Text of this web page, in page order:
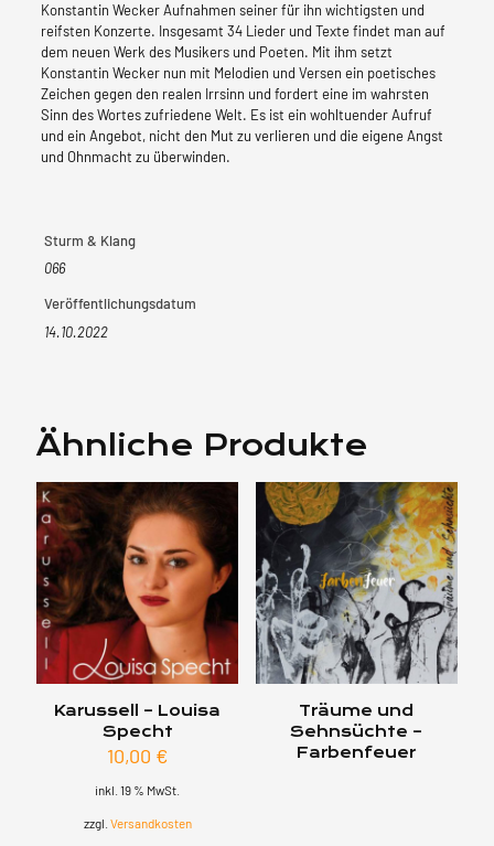
Konstantin Wecker Aufnahmen seiner für ihn wichtigsten und
reifsten Konzerte. Insgesamt 34 Lieder und Texte findet man auf
dem neuen Werk des Musikers und Poeten. Mit ihm setzt
Konstantin Wecker nun mit Melodien und Versen ein poetisches
Zeichen gegen den realen Irrsinn und fordert eine im wahrsten
Sinn des Wortes zufriedene Welt. Es ist ein wohltuender Aufruf
und ein Angebot, nicht den Mut zu verlieren und die eigene Angst
und Ohnmacht zu überwinden.
Sturm & Klang
066
Veröffentlichungsdatum
14.10.2022
Ähnliche Produkte
Karussell – Louisa
Specht
10,00 €
inkl. 19 % MwSt.
zzgl. Versandkosten
Träume und
Sehnsüchte –
Farbenfeuer